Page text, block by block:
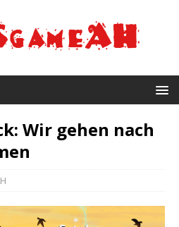
Wir gehen nach